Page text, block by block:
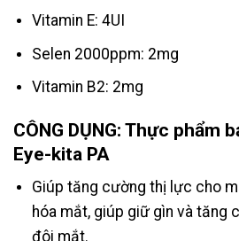
Vitamin E: 4UI
Selen 2000ppm: 2mg
Vitamin B2: 2mg
CÔNG DỤNG: Thực phẩm
Eye-kita PA
Giúp tăng cường thị lực cho
hóa mắt, giúp giữ gìn và tăng
đôi mắt.